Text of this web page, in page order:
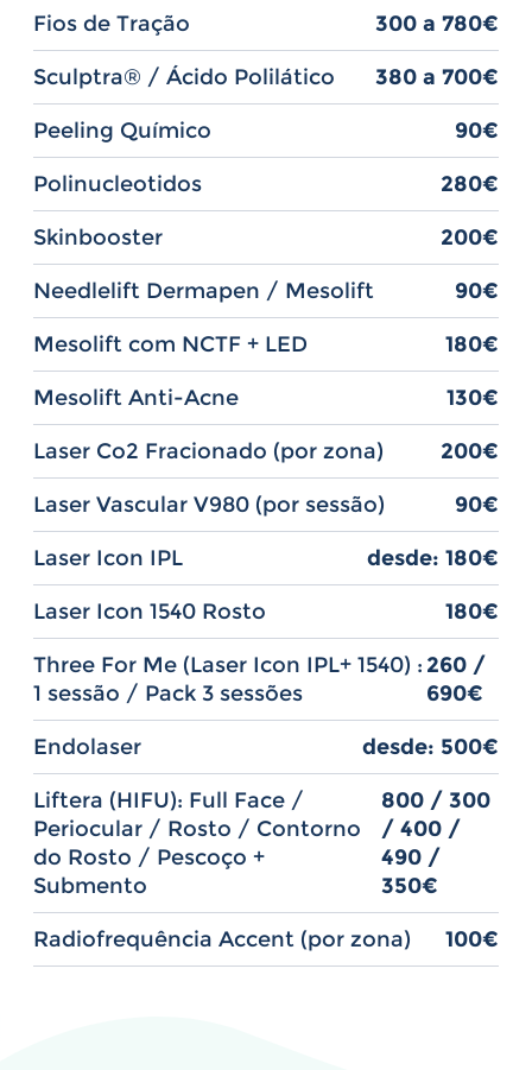
Fios de Tração 300 a 780€
Sculptra® / Ácido Polilático 380 a 700€
Peeling Químico 90€
Polinucleotidos 280€
Skinbooster 200€
Needlelift Dermapen / Mesolift 90€
Mesolift com NCTF + LED 180€
Mesolift Anti-Acne 130€
Laser Co2 Fracionado (por zona) 200€
Laser Vascular V980 (por sessão) 90€
Laser Icon IPL desde: 180€
Laser Icon 1540 Rosto 180€
Three For Me (Laser Icon IPL+ 1540) :
1 sessão / Pack 3 sessões
260 /
690€
Endolaser desde: 500€
Liftera (HIFU): Full Face /
Periocular / Rosto / Contorno
do Rosto / Pescoço +
Submento
800 / 300
/ 400 /
490 /
350€
Radiofrequência Accent (por zona) 100€